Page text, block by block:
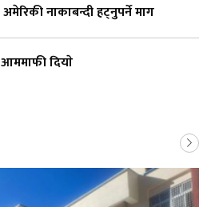
अमेरिकी नाकाबन्दी हट्नुपर्ने माग
दियाे